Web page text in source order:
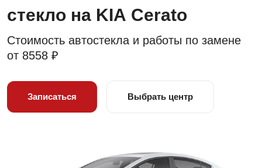
стекло на KIA Cerato
Стоимость автостекла и работы по замене
от 8558 ₽
Записаться Выбрать центр